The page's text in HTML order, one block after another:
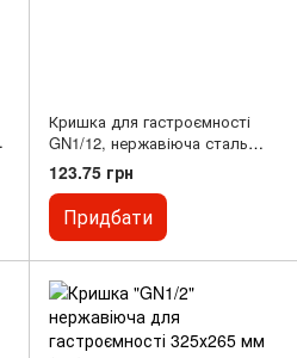
Кришка для гастроємності
GN1/12, нержавіюча сталь
110000, 132x108 мм, Stalgast
123.75 грн
Придбати